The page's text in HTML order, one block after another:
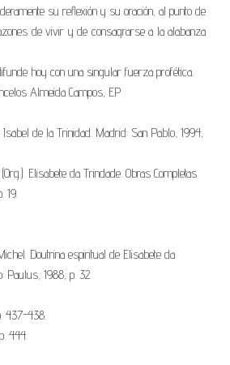
su reflexión y su oración, al punto de
de vivir y de consagrarse a la alabanza
hoy con una singular fuerza profética.
Almeida Campos, EP
de la Trinidad. Madrid: San Pablo, 1994,
Elisabete da Trindade. Obras Completas.
19.
Doutrina espiritual de Elisabete da
Paulus, 1988, p. 32.
437-438.
444.